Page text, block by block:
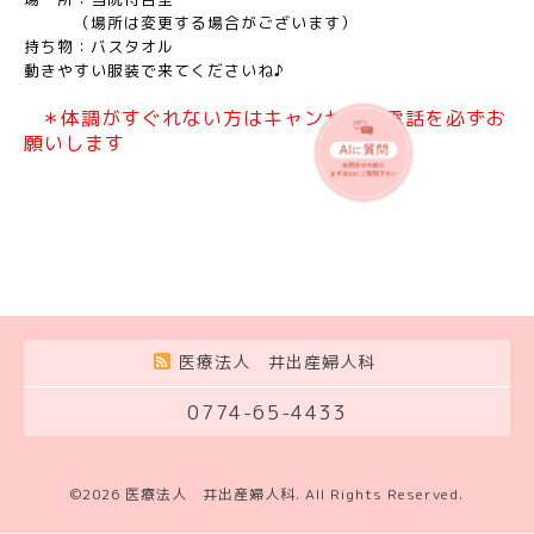
（場所は変更する場合がございます）
持ち物：バスタオル
動きやすい服装で来てくださいね♪
＊体調がすぐれない方はキャンセルの電話を必ずお
願いします
医療法人 井出産婦人科
0774-65-4433
©2026 医療法人 井出産婦人科. All Rights Reserved.